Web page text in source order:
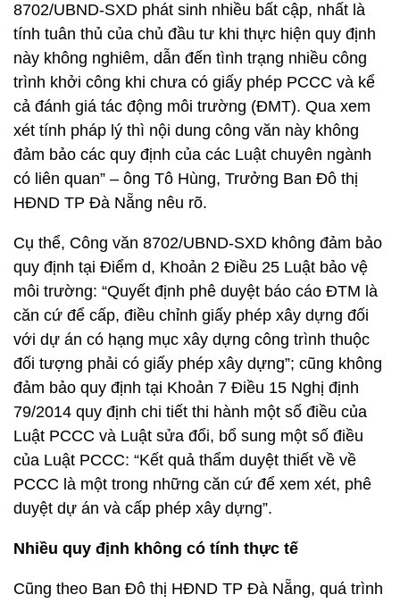
8702/UBND-SXD phát sinh nhiều bất cập, nhất là
tính tuân thủ của chủ đầu tư khi thực hiện quy định
này không nghiêm, dẫn đến tình trạng nhiều công
trình khởi công khi chưa có giấy phép PCCC và kể
cả đánh giá tác động môi trường (ĐMT). Qua xem
xét tính pháp lý thì nội dung công văn này không
đảm bảo các quy định của các Luật chuyên ngành
có liên quan” – ông Tô Hùng, Trưởng Ban Đô thị
HĐND TP Đà Nẵng nêu rõ.
Cụ thể, Công văn 8702/UBND-SXD không đảm bảo
quy định tại Điểm d, Khoản 2 Điều 25 Luật bảo vệ
môi trường: “Quyết định phê duyệt báo cáo ĐTM là
căn cứ để cấp, điều chỉnh giấy phép xây dựng đối
với dự án có hạng mục xây dựng công trình thuộc
đối tượng phải có giấy phép xây dựng”; cũng không
đảm bảo quy định tại Khoản 7 Điều 15 Nghị định
79/2014 quy định chi tiết thi hành một số điều của
Luật PCCC và Luật sửa đổi, bổ sung một số điều
của Luật PCCC: “Kết quả thẩm duyệt thiết về về
PCCC là một trong những căn cứ để xem xét, phê
duyệt dự án và cấp phép xây dựng”.
Nhiều quy định không có tính thực tế
Cũng theo Ban Đô thị HĐND TP Đà Nẵng, quá trình